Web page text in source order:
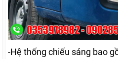
-Hệ thống chiếu sáng bao